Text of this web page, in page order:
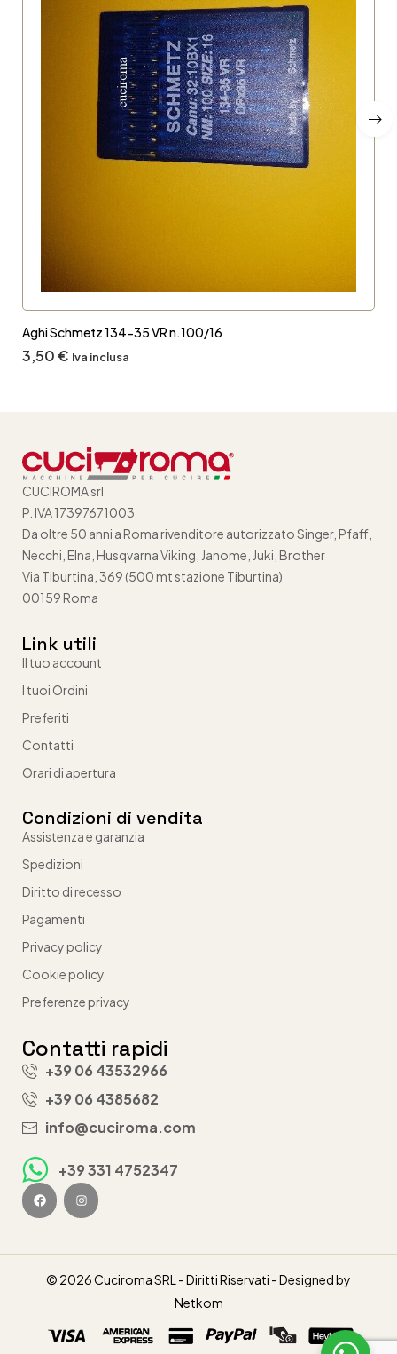
Aghi Schmetz 134-35 VR n.100/16
3,50€ Iva inclusa
CUCIROMA srl
P. IVA 17397671003
Da oltre 50 anni a Roma rivenditore autorizzato Singer, Pfaff,
Necchi, Elna, Husqvarna Viking, Janome, Juki, Brother
Via Tiburtina, 369 (500 mt stazione Tiburtina)
00159 Roma
Link utili
Il tuo account
I tuoi Ordini
Preferiti
Contatti
Orari di apertura
Condizioni di vendita
Assistenza e garanzia
Spedizioni
Diritto di recesso
Pagamenti
Privacy policy
Cookie policy
Preferenze privacy
Contatti rapidi
+39 06 43532966
+39 06 4385682
info@cuciroma.com
+39 331 4752347
© 2026 Cuciroma SRL - Diritti Riservati - Designed by
Netkom